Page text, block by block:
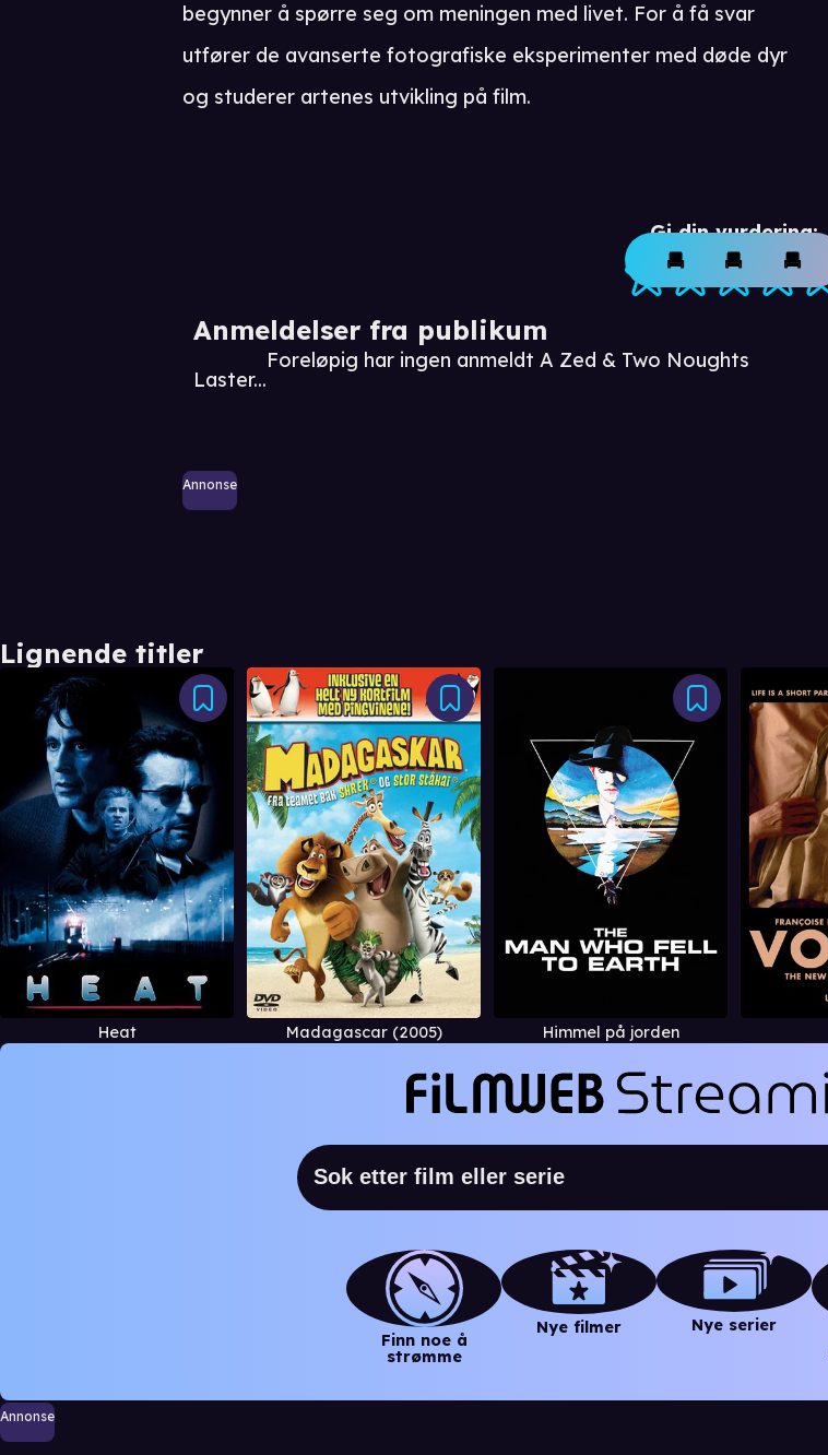
Gi din vurdering:
Anmeldelser fra publikum
Laster...
Foreløpig har ingen anmeldt A Zed & Two Noughts
Annonse
begynner å spørre seg om meningen med livet. For å få svar
utfører de avanserte fotografiske eksperimenter med døde dyr
og studerer artenes utvikling på film.
Lignende titler
Heat Madagascar (2005) Himmel på jorden
Finn noe å
strømme
Nye filmer Nye serier
Annonse